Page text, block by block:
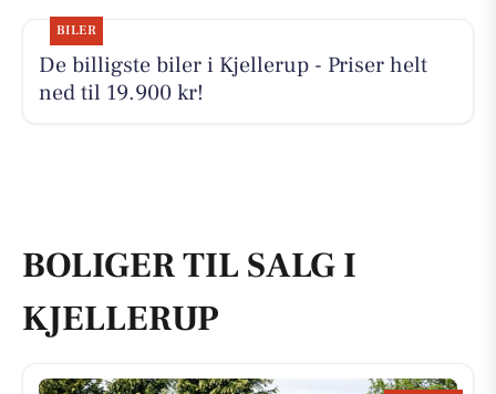
BILER
De billigste biler i Kjellerup - Priser helt
ned til 19.900 kr!
BOLIGER TIL SALG I
KJELLERUP